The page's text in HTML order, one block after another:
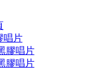
唱片
膠唱片
膠唱片